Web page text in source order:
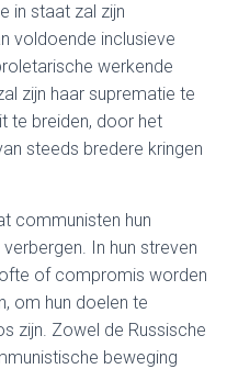
in staat zal zijn
voldoende inclusieve
werkende
zijn haar suprematie te
te breiden, door het
steeds bredere kringen
communisten hun
In hun streven
of compromis worden
om hun doelen te
zijn. Zowel de Russische
beweging